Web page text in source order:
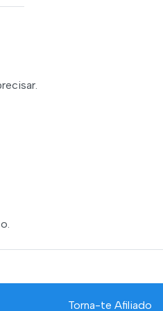
Torna-te Afiliado